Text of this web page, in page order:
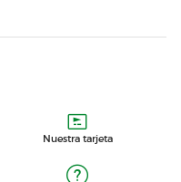
Nuestra tarjeta